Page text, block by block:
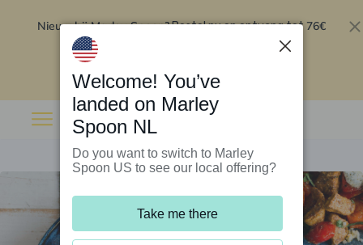
Nieuw bij Marley Spoon?Bestel nu en ontvang tot 76€
Welcome! You’ve
landed on Marley
Spoon NL
Do you want to switch to Marley
Spoon US to see our local offering?
Take me there